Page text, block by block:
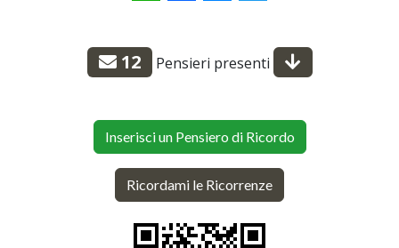
12 Pensieri presenti
Inserisci un Pensiero di Ricordo
Ricordami le Ricorrenze